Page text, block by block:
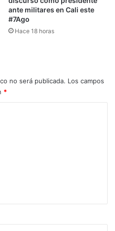
ante militares en Cali este
#7Ago
Hace 18 horas
no será publicada. Los campos
*